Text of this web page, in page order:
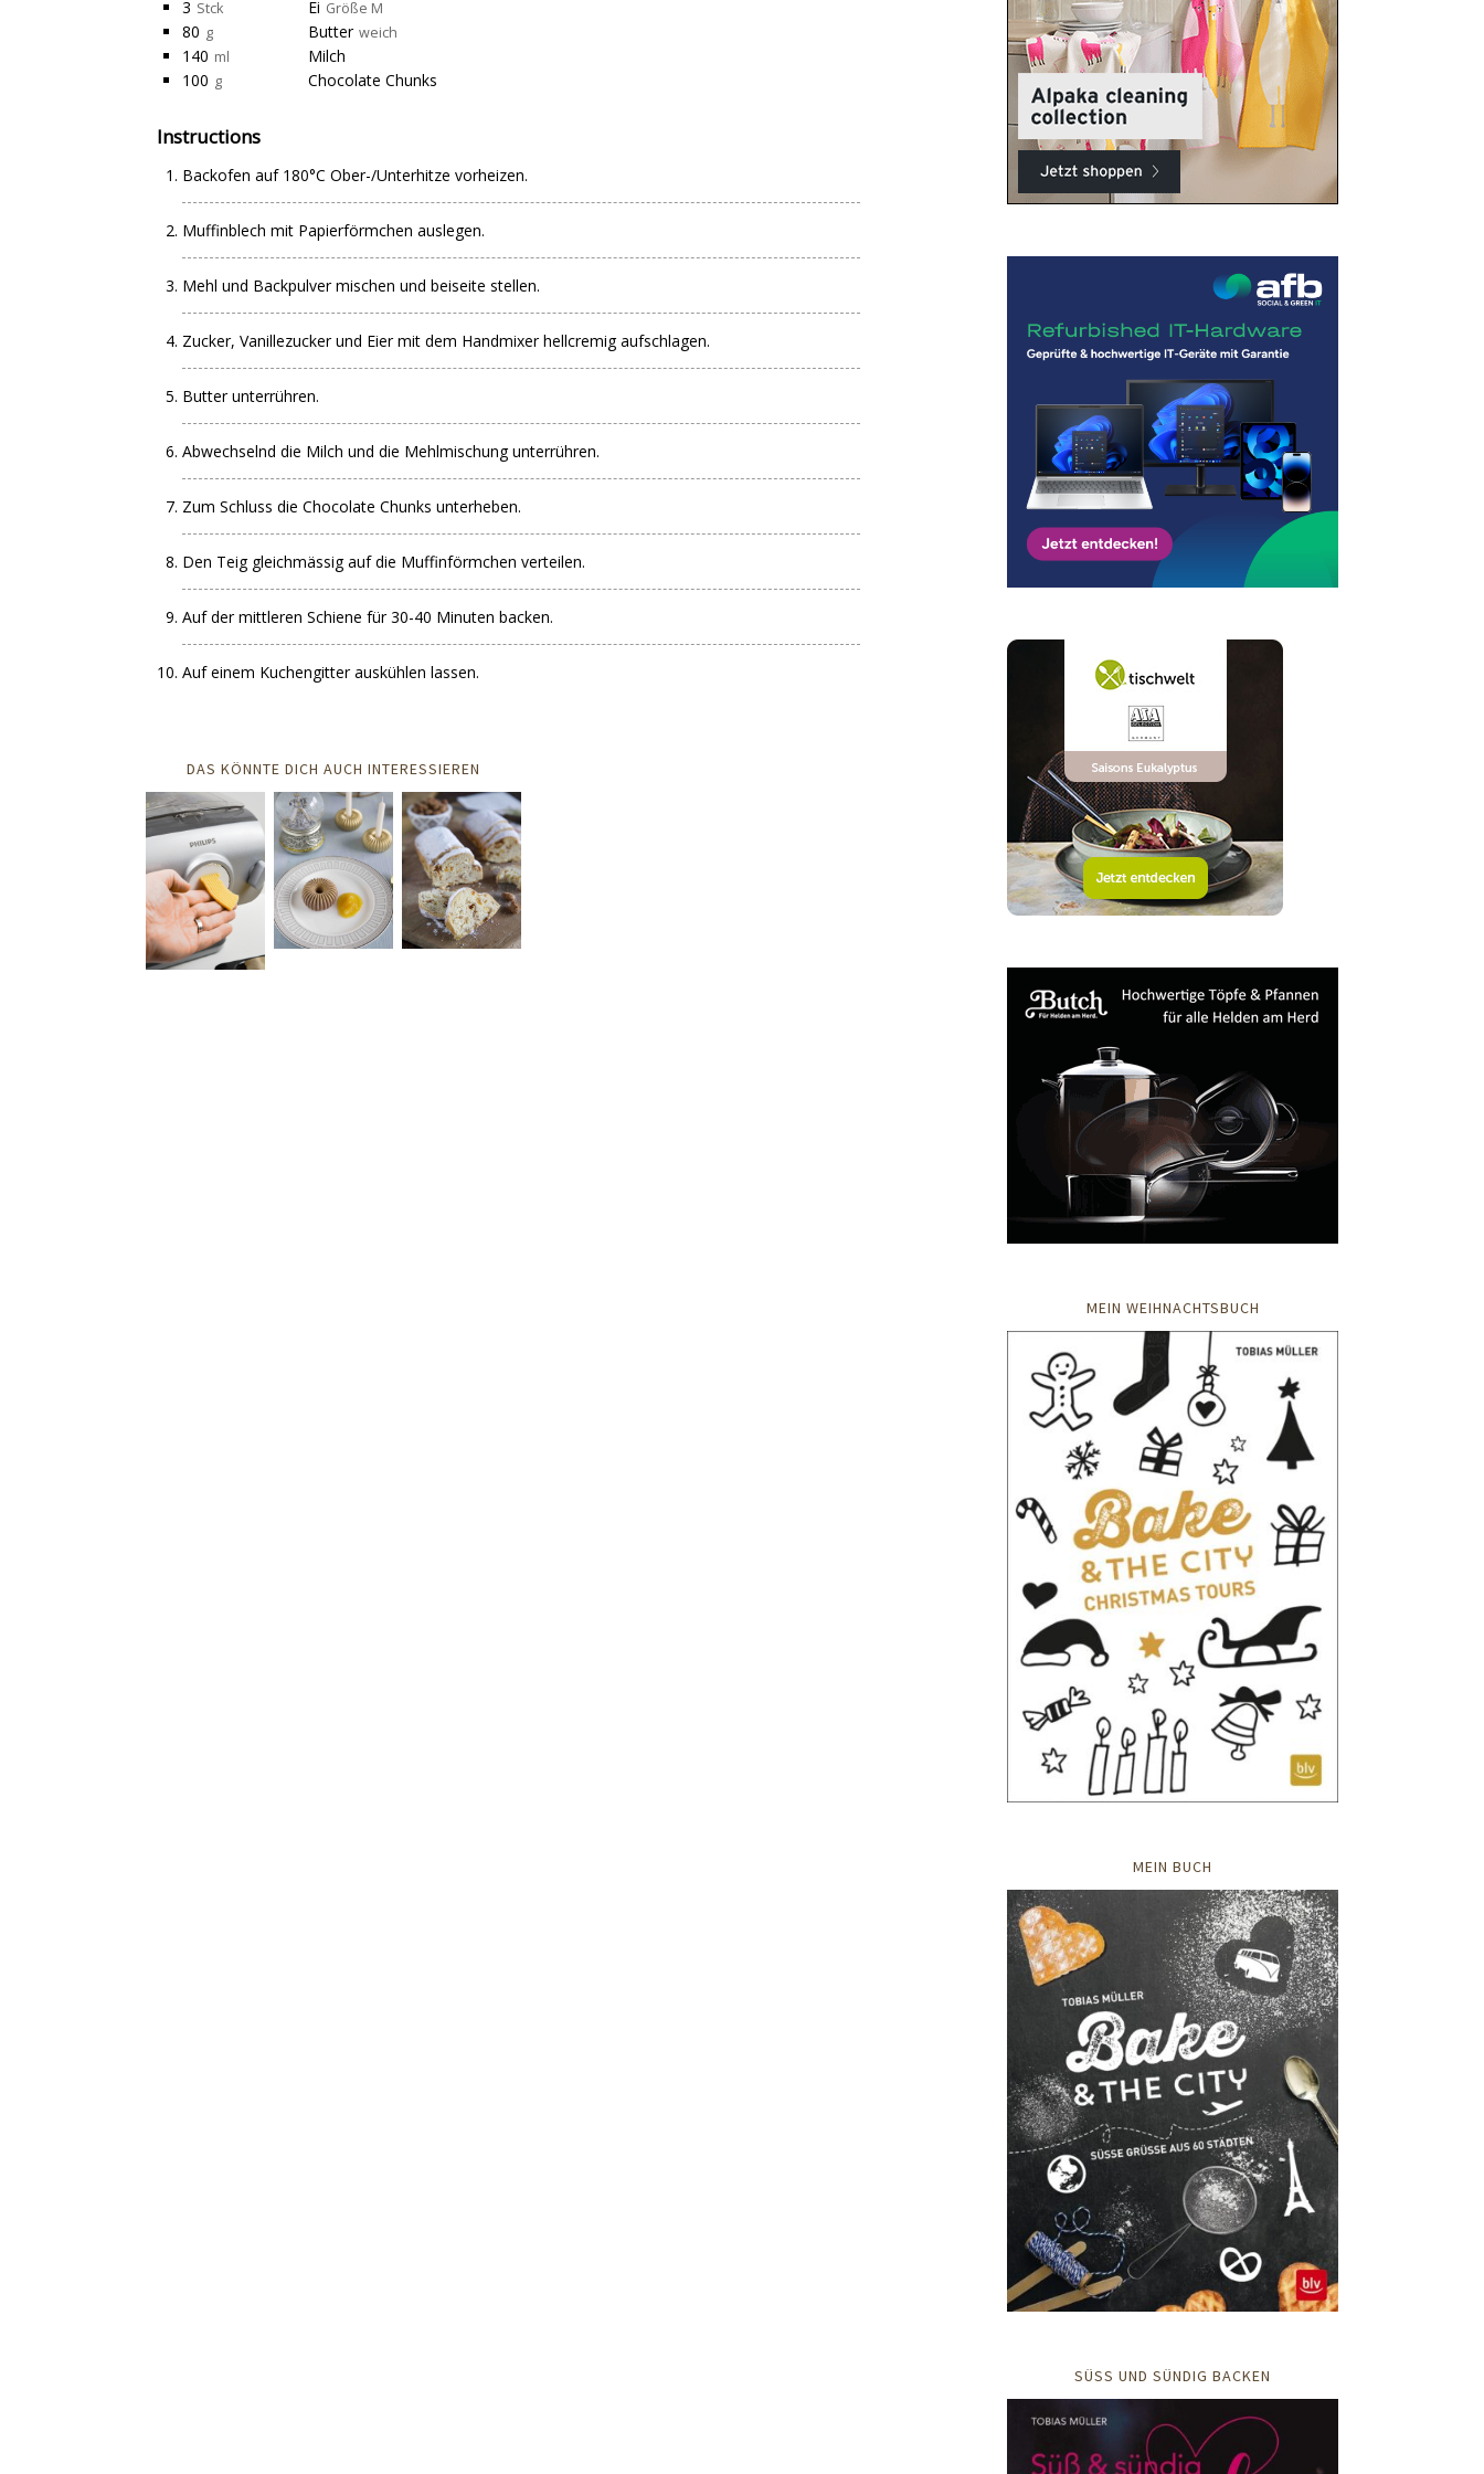
3 Stck Ei Größe M
80 g Butter weich
140 ml
Milch
100 g Chocolate Chunks
Instructions
Backofen auf 180°C Ober-/Unterhitze vorheizen.
Muffinblech mit Papierförmchen auslegen.
Mehl und Backpulver mischen und beiseite stellen.
Zucker, Vanillezucker und Eier mit dem Handmixer hellcremig aufschlagen.
Butter unterrühren.
Abwechselnd die Milch und die Mehlmischung unterrühren.
Zum Schluss die Chocolate Chunks unterheben.
Den Teig gleichmässig auf die Muffinförmchen verteilen.
Auf der mittleren Schiene für 30-40 Minuten backen.
Auf einem Kuchengitter auskühlen lassen.
DAS KÖNNTE DICH AUCH INTERESSIEREN
MEIN WEIHNACHTSBUCH
MEIN BUCH
SÜSS UND SÜNDIG BACKEN